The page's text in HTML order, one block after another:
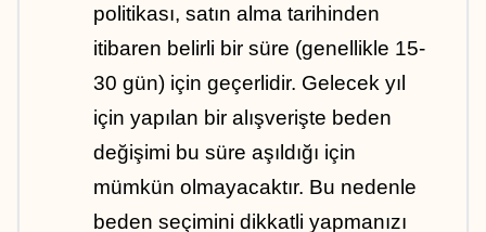
politikası, satın alma tarihinden
itibaren belirli bir süre (genellikle 15-
30 gün) için geçerlidir. Gelecek yıl
için yapılan bir alışverişte beden
değişimi bu süre aşıldığı için
mümkün olmayacaktır. Bu nedenle
beden seçimini dikkatli yapmanızı